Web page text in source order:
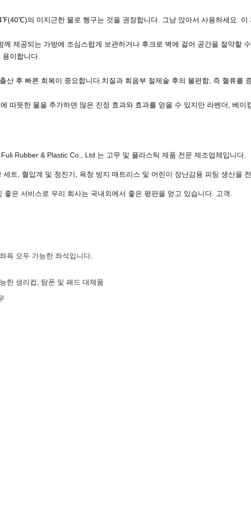
의 미지근한 물로 헹구는 것을 권장합니다. 그냥 앉아서 사용하세요. 이
께 제공되는 가방에 조심스럽게 보관하거나 후크로 벽에 걸어 공간을 절약할
이합니다.
산 후 빠른 회복이 중요합니다.치질과 회음부 절제술 후의 불편함, 즉 혈류를
따뜻한 물을 추가하면 많은 진정 효과와 효과를 얻을 수 있지만 라벤더, 베이
Rubber & Plastic Co., Ltd.는 고무 및 플라스틱 제품 전문 제조업체입니다.
트, 혈압계 및 청진기, 욕창 방지 매트리스 및 어린이 장난감용 피팅 생산을
좋은 서비스로 우리 회사는 국내외에서 좋은 평판을 얻고 있습니다. 고객.
욕 모두 가능한 좌석입니다.
한 생리컵, 탐폰 및 패드 대체품